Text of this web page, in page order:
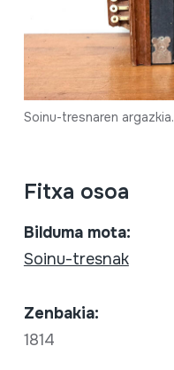
Soinu-tresnaren argazkia.
Fitxa osoa
Bilduma mota:
Soinu-tresnak
Zenbakia:
1814